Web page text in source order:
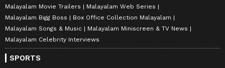
Malayalam Movie Trailers
Malayalam Web Series
Malayalam Bigg Boss
Box Office Collection Malayalam
Malayalam Songs & Music
Malayalam Miniscreen & TV News
Malayalam Celebrity Interviews
SPORTS